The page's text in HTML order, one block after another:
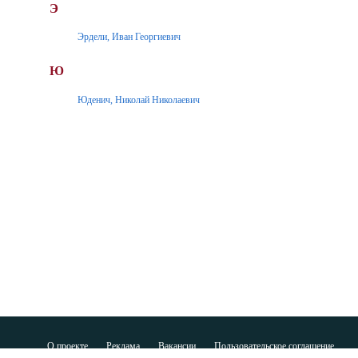
Э
Эрдели, Иван Георгиевич
Ю
Юденич, Николай Николаевич
О проекте Реклама Вакансии Пользовательское соглашение